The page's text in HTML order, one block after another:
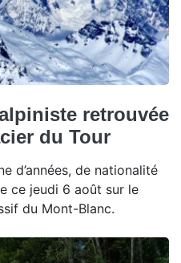
retrouvée
du Tour
d’années, de nationalité
ce jeudi 6 août sur le
du Mont-Blanc.